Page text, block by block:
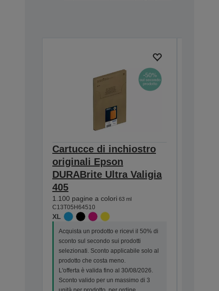
Cartucce di inchiostro
originali Epson
DURABrite Ultra Valigia
405
1.100 pagine a colori 63 ml
C13T05H64510
XL
Acquista un prodotto e ricevi il 50% di
sconto sul secondo sui prodotti
selezionati. Sconto applicabile solo al
prodotto che costa meno.
L'offerta è valida fino al 30/08/2026.
Sconto valido per un massimo di 3